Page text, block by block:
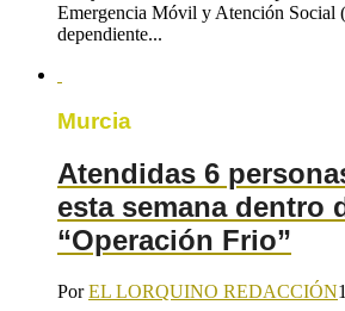
Emergencia Móvil y Atención Social
dependiente...
Murcia
Atendidas 6
esta semana dentro
“Operación Frio”
PorEL LORQUINO REDACCIÓN